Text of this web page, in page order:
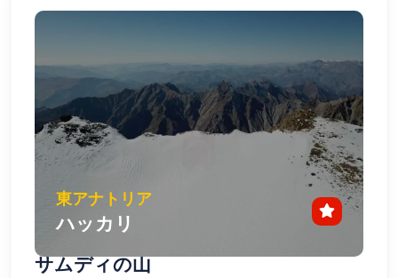
東アナトリア
ハッカリ
サムディの山